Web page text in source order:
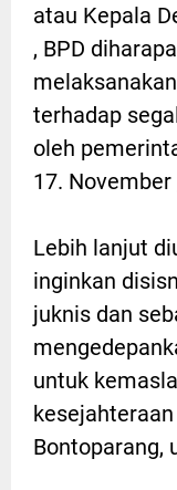
atau Kepala
, BPD
terhadap
oleh
17. November
Lebih lanjut
inginkan
juknis dan
untuk
Bontoparang,